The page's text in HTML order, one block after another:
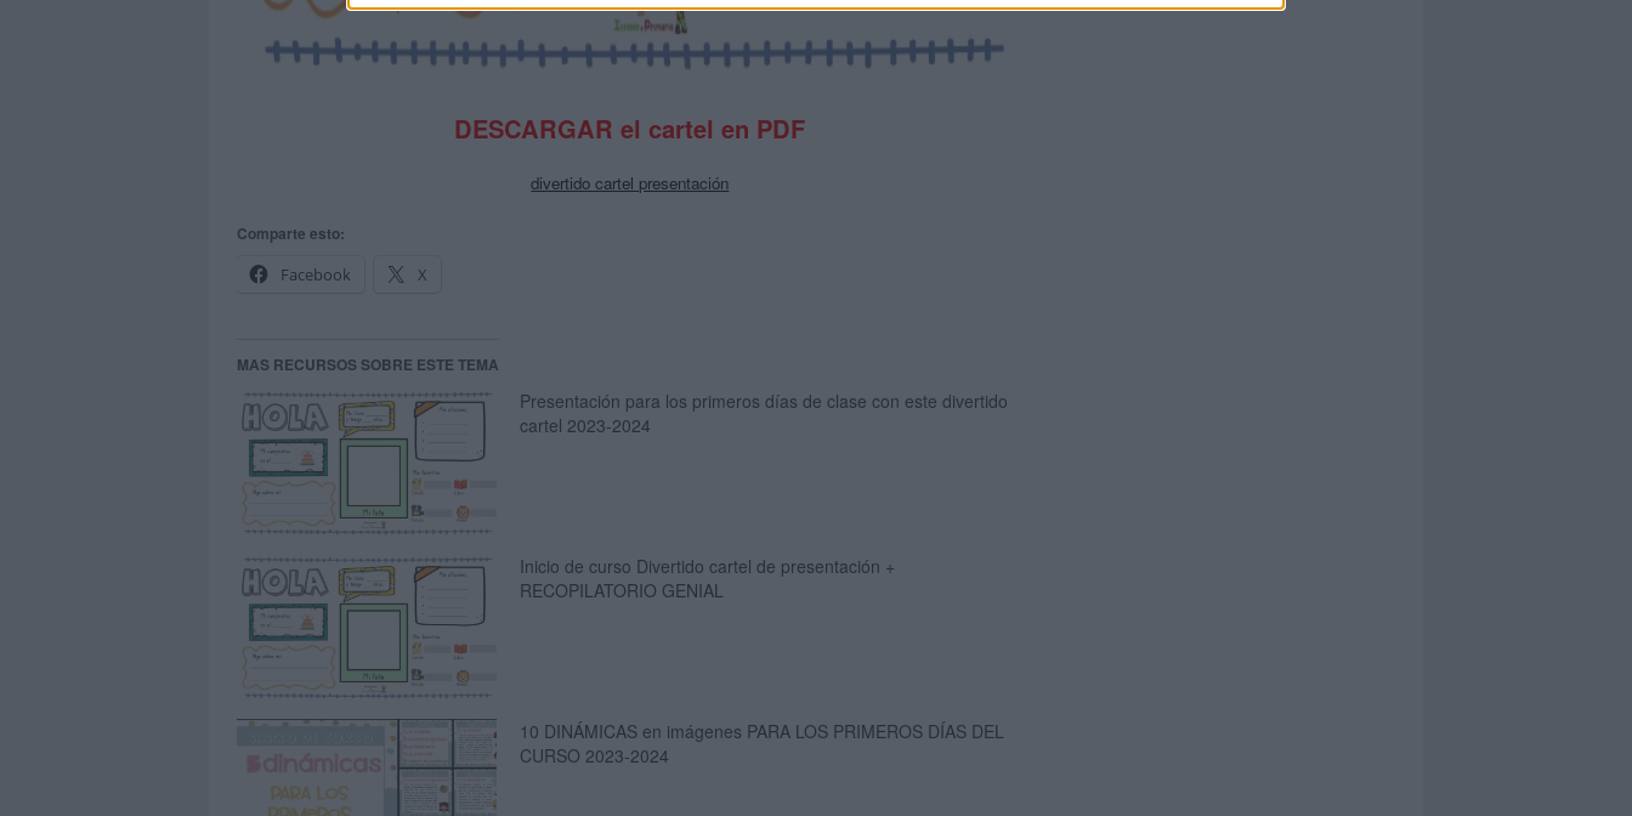
DESCARGAR el cartel en PDF
divertido cartel presentación
Comparte esto:
Facebook
X
MAS RECURSOS SOBRE ESTE TEMA
Presentación para los primeros días de clase con este divertido
cartel 2023-2024
Inicio de curso Divertido cartel de presentación +
RECOPILATORIO GENIAL
10 DINÁMICAS en imágenes PARA LOS PRIMEROS DÍAS DEL
CURSO 2023-2024